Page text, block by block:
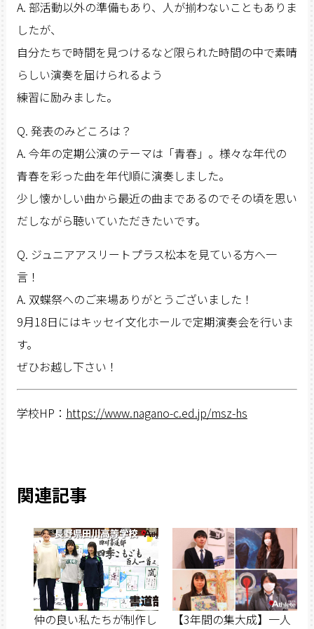
A. 部活動以外の準備もあり、人が揃わないこともありま
したが、
自分たちで時間を見つけるなど限られた時間の中で素晴
らしい演奏を届けられるよう
練習に励みました。
Q. 発表のみどころは？
A. 今年の定期公演のテーマは「青春」。様々な年代の
青春を彩った曲を年代順に演奏しました。
少し懐かしい曲から最近の曲まであるのでその頃を思い
だしながら聴いていただきたいです。
Q. ジュニアアスリートプラス松本を見ている方へ一
言！
A. 双蝶祭へのご来場ありがとうございました！
9月18日にはキッセイ文化ホールで定期演奏会を行いま
す。
ぜひお越し下さい！
学校HP： https://www.nagano-c.ed.jp/msz-hs
関連記事
仲の良い私たちが制作し
【3年間の集大成】一人